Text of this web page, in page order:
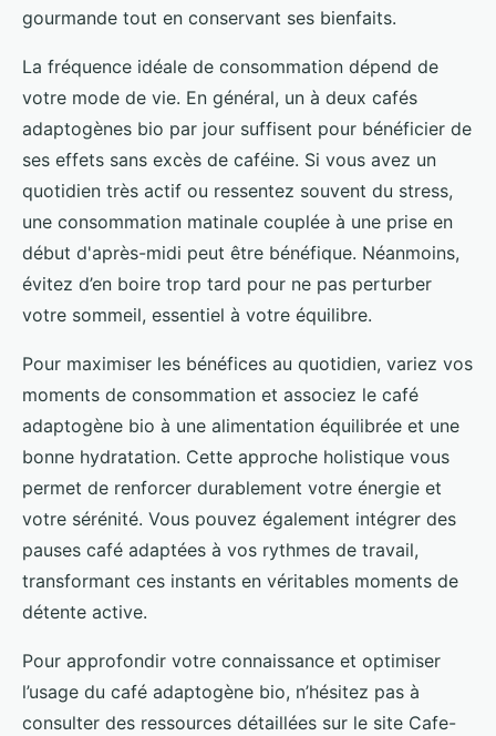
gourmande tout en conservant ses bienfaits.
La fréquence idéale de consommation dépend de
votre mode de vie. En général, un à deux cafés
adaptogènes bio par jour suffisent pour bénéficier de
ses effets sans excès de caféine. Si vous avez un
quotidien très actif ou ressentez souvent du stress,
une consommation matinale couplée à une prise en
début d'après-midi peut être bénéfique. Néanmoins,
évitez d’en boire trop tard pour ne pas perturber
votre sommeil, essentiel à votre équilibre.
Pour maximiser les bénéfices au quotidien, variez vos
moments de consommation et associez le café
adaptogène bio à une alimentation équilibrée et une
bonne hydratation. Cette approche holistique vous
permet de renforcer durablement votre énergie et
votre sérénité. Vous pouvez également intégrer des
pauses café adaptées à vos rythmes de travail,
transformant ces instants en véritables moments de
détente active.
Pour approfondir votre connaissance et optimiser
l’usage du café adaptogène bio, n’hésitez pas à
consulter des ressources détaillées sur le site Cafe-